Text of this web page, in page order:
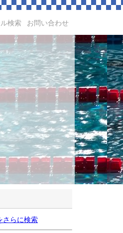
検索 お問い合わせ
さらに検索